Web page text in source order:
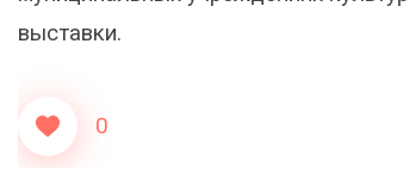
выставки.
0